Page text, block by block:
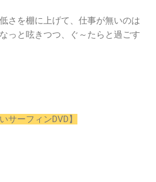
さを棚に上げて、仕事が無いのは
っと呟きつつ、ぐ～たらと過ごす
サーフィンDVD】